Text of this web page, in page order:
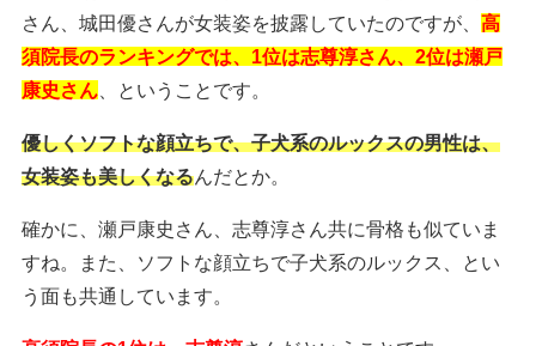
さん、城田優さんが女装姿を披露していたのですが、 高
須院長のランキングでは、1位は志尊淳さん、2位は瀬戸
康史さん 、ということです。
優しくソフトな顔立ちで、子犬系のルックスの男性は、
女装姿も美しくなるんだとか。
確かに、瀬戸康史さん、志尊淳さん共に骨格も似ていま
すね。また、ソフトな顔立ちで子犬系のルックス、とい
う面も共通しています。